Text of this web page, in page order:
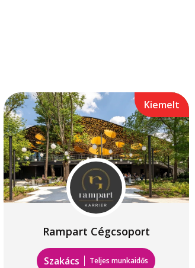
Kiemelt
Rampart Cégcsoport
Szakács Teljes munkaidős